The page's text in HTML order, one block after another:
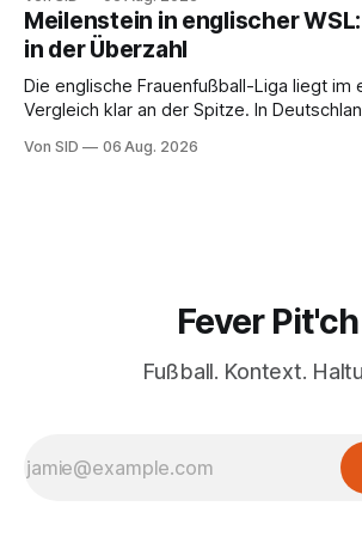
Meilenstein in englischer
in der Überzahl
Die englische Frauenfußball-Liga liegt im
Vergleich klar an der Spitze. In
Von SID 06 Aug. 2026
Fever Pit'ch
Fußball. Kontext.